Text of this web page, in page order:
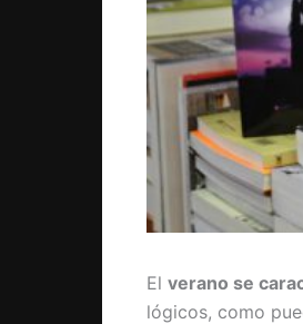
El verano se
lógicos, como